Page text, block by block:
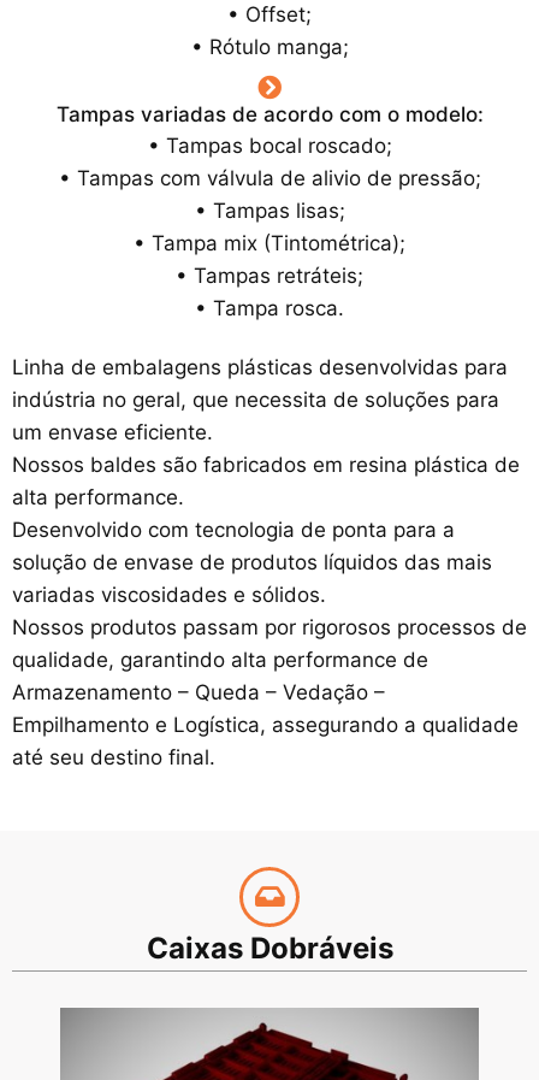
• Offset;
• Rótulo manga;
Tampas variadas de acordo com o modelo:
• Tampas bocal roscado;
• Tampas com válvula de alivio de pressão;
• Tampas lisas;
• Tampa mix (Tintométrica);
• Tampas retráteis;
• Tampa rosca.
Linha de embalagens plásticas desenvolvidas para
indústria no geral, que necessita de soluções para
um envase eficiente.
Nossos baldes são fabricados em resina plástica de
alta performance.
Desenvolvido com tecnologia de ponta para a
solução de envase de produtos líquidos das mais
variadas viscosidades e sólidos.
Nossos produtos passam por rigorosos processos de
qualidade, garantindo alta performance de
Armazenamento – Queda – Vedação –
Empilhamento e Logística, assegurando a qualidade
até seu destino final.
Caixas Dobráveis